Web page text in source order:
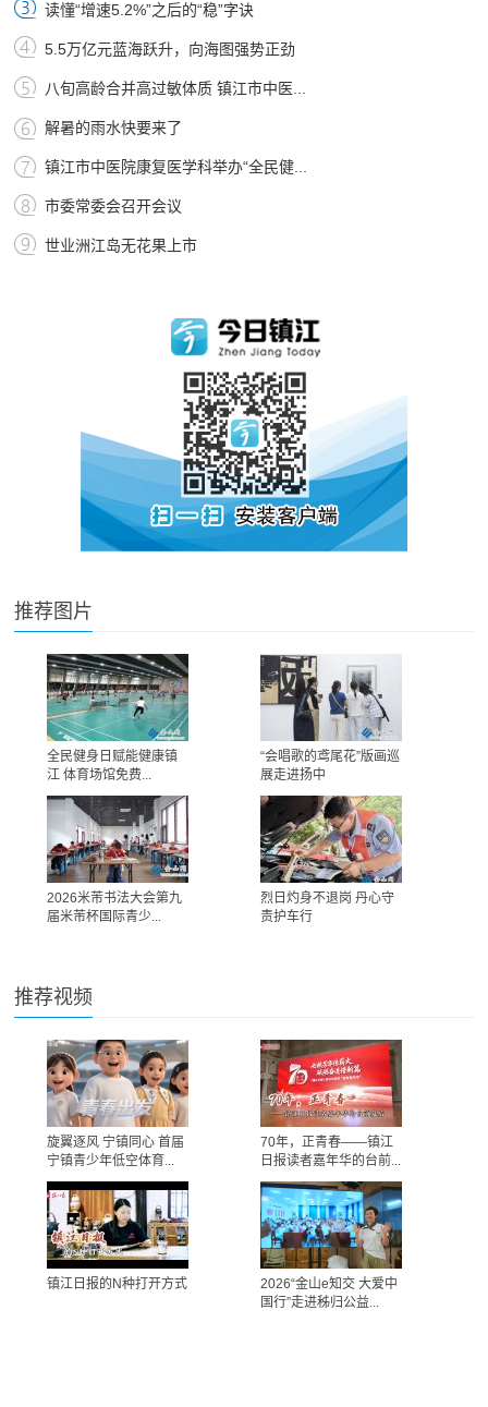
读懂“增速5.2%”之后的“稳”字诀
5.5万亿元蓝海跃升，向海图强势正劲
八旬高龄合并高过敏体质 镇江市中医...
解暑的雨水快要来了
镇江市中医院康复医学科举办“全民健...
市委常委会召开会议
世业洲江岛无花果上市
推荐图片
全民健身日赋能健康镇
江 体育场馆免费...
“会唱歌的鸢尾花”版画巡
展走进扬中
2026米芾书法大会第九
届米芾杯国际青少...
烈日灼身不退岗 丹心守
责护车行
推荐视频
旋翼逐风 宁镇同心 首届
宁镇青少年低空体育...
70年，正青春——镇江
日报读者嘉年华的台前...
镇江日报的N种打开方式
2026“金山e知交 大爱中
国行”走进秭归公益...